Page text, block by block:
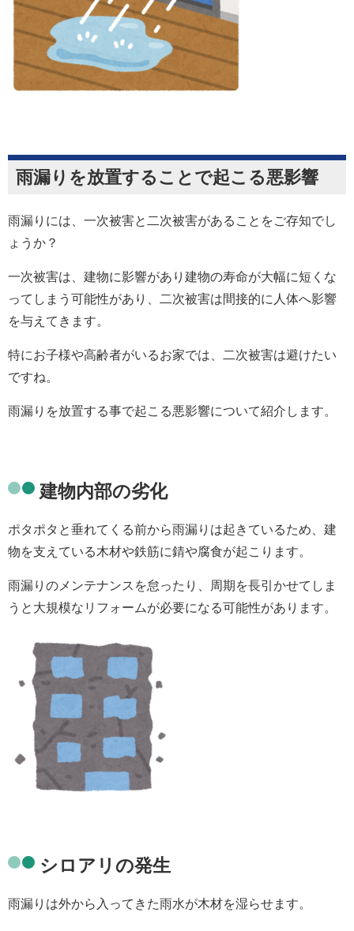
雨漏りを放置することで起こる悪影響
雨漏りには、 一次被害と 二次被害があることをご存知でし
ょうか？
一次被害は、建物に影響があり建物の寿命が大幅に短くな
ってしまう可能性があり、二次被害は間接的に人体へ影響
を与えてきます。
特にお子様や高齢者がいるお家では、二次被害は避けたい
ですね。
雨漏りを放置する事で起こる悪影響について紹介します。
建物内部の劣化
ポタポタと垂れてくる前から雨漏りは起きているため、建
物を支えている木材や鉄筋に錆や腐食が起こります。
雨漏りのメンテナンスを怠ったり、周期を長引かせてしま
うと 大規模なリフォームが必要になる可能性があります。
シロアリの発生
雨漏りは外から入ってきた雨水が木材を湿らせます。